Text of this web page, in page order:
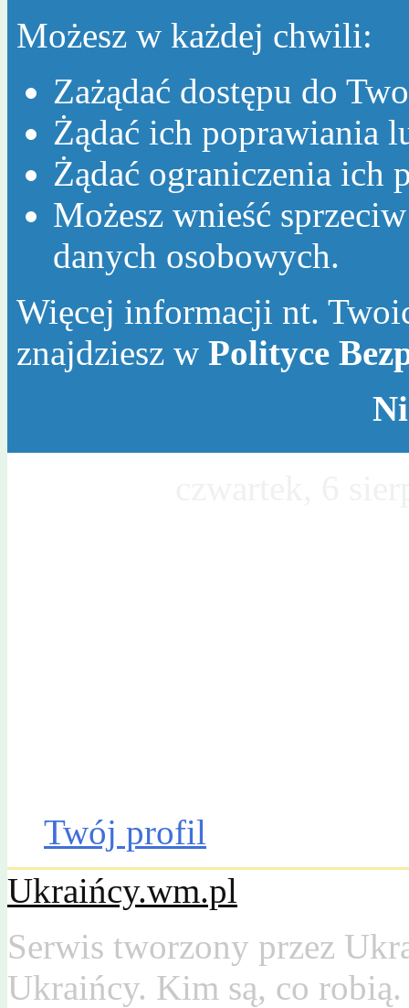
Możesz w każdej chwili:
Zażądać dostępu do
Żądać ich poprawiania
Żądać ograniczenia ich
Możesz wnieść
danych osobowych.
Więcej informacji nt.
znajdziesz w Polityce
Twój profil
Ukraińcy.wm.pl
Serwis tworzony przez
Ukraińcy. Kim są, co